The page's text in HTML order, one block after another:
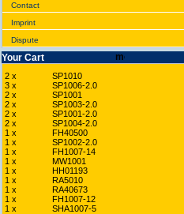
Contact
Imprint
Dispute
Your Cart
2 x
SP1010
3 x
SP1006-2.0
2 x
SP1001
2 x
SP1003-2.0
2 x
SP1001-2.0
2 x
SP1004-2.0
1 x
FH40500
1 x
SP1002-2.0
1 x
FH1007-14
1 x
MW1001
1 x
HH01193
1 x
RA5010
1 x
RA40673
1 x
FH1007-12
1 x
SHA1007-5